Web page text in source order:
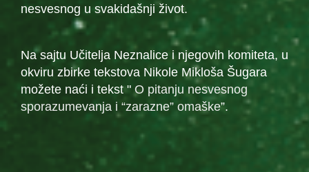
nesvesnog u svakidašnji život.
Na sajtu Učitelja Neznalice i njegovih komiteta, u
okviru zbirke tekstova Nikole Mikloša Šugara
možete naći i tekst " O pitanju nesvesnog
sporazumevanja i “zarazne” omaške”.